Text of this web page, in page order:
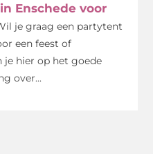
Enschede voor
je graag een partytent
een feest of
je hier op het goede
over...